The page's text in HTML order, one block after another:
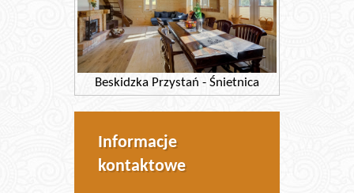
Beskidzka Przystań - Śnietnica
Informacje
kontaktowe